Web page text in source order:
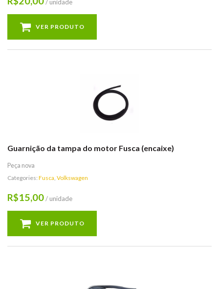
/ unidade
VER PRODUTO
Guarnição da tampa do motor Fusca (encaixe)
Peça nova
Categories: Fusca, Volkswagen
R$15,00/ unidade
VER PRODUTO